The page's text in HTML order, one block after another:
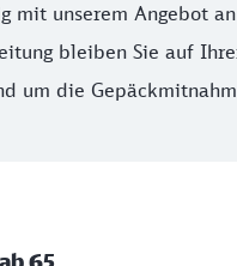
mit unserem Angebot
bleiben Sie auf
um die